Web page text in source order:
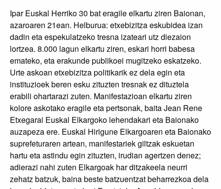
Ipar Euskal Herriko 30 bat eragile elkartu ziren Baionan,
azaroaren 21ean. Helburua: etxebizitza eskubidea izan
dadin eta espekulatzeko tresna izateari utz diezaion
lortzea. 8.000 lagun elkartu ziren, eskari horri babesa
emateko, eta erakunde publikoei mugitzeko eskatzeko.
Urte askoan etxebizitza politikarik ez dela egin eta
instituzioek beren esku zituzten tresnak ez dituztela
erabili ohartarazi zuten. Manifestazioan elkartu ziren
kolore askotako eragile eta pertsonak, baita Jean Rene
Etxegarai Euskal Elkargoko lehendakari eta Baionako
auzapeza ere. Euskal Hirigune Elkargoaren eta Baionako
suprefeturaren artean, manifestariek giltzak eskuetan
hartu eta astindu egin zituzten, irudian agertzen denez;
adierazi nahi zuten Elkargoak har ditzakeela neurri
zehatz batzuk, baina beste batzuentzat beharrezkoa dela